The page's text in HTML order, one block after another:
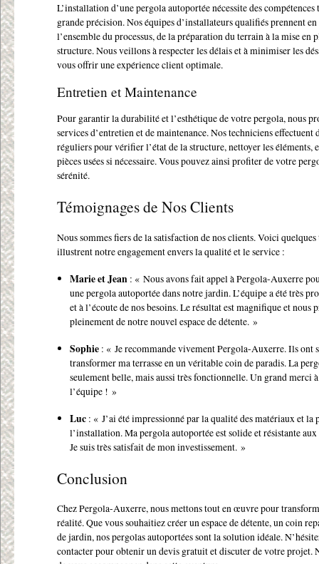
L’installation d’une pergola autoportée nécessite des compétences
grande précision. Nos équipes d’installateurs qualifiés prennent
l’ensemble du processus, de la préparation du terrain à la mise en
structure. Nous veillons à respecter les délais et à minimiser les
vous offrir une expérience client optimale.
Entretien et Maintenance
Pour garantir la durabilité et l’esthétique de votre pergola, nous
services d’entretien et de maintenance. Nos techniciens effectuent
réguliers pour vérifier l’état de la structure, nettoyer les éléments,
pièces usées si nécessaire. Vous pouvez ainsi profiter de votre
sérénité.
Témoignages de Nos Clients
Nous sommes fiers de la satisfaction de nos clients. Voici
illustrent notre engagement envers la qualité et le service :
Marie et Jean : « Nous avons fait appel à Pergola-Auxerre
une pergola autoportée dans notre jardin. L’équipe a été très
et à l’écoute de nos besoins. Le résultat est magnifique et nous
pleinement de notre nouvel espace de détente. »
Sophie : « Je recommande vivement Pergola-Auxerre. Ils ont
transformer ma terrasse en un véritable coin de paradis. La
seulement belle, mais aussi très fonctionnelle. Un grand merci
l’équipe ! »
Luc : « J’ai été impressionné par la qualité des matériaux et la
l’installation. Ma pergola autoportée est solide et résistante
Je suis très satisfait de mon investissement. »
Conclusion
Chez Pergola-Auxerre, nous mettons tout en œuvre pour
réalité. Que vous souhaitiez créer un espace de détente, un coin
de jardin, nos pergolas autoportées sont la solution idéale.
contacter pour obtenir un devis gratuit et discuter de votre projet.